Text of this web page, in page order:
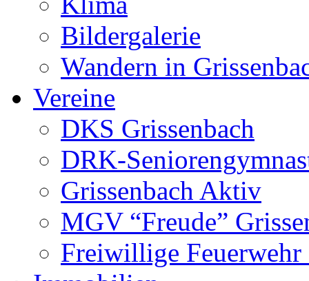
Bildergalerie
Wandern in
Vereine
DKS Grissenbach
DRK-
Grissenbach Aktiv
MGV “Freude”
Freiwillige Feuerwehr